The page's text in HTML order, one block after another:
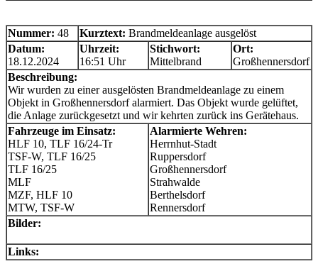
Nummer: 48 Kurztext: Brandmeldeanlage ausgelöst
Datum:
18.12.2024
Uhrzeit:
16:51 Uhr
Stichwort:
Mittelbrand
Ort:
Großhennersdorf
Beschreibung:
Wir wurden zu einer ausgelösten Brandmeldeanlage zu einem
Objekt in Großhennersdorf alarmiert. Das Objekt wurde gelüftet,
die Anlage zurückgesetzt und wir kehrten zurück ins Gerätehaus.
Fahrzeuge im Einsatz:
HLF 10, TLF 16/24-Tr
TSF-W, TLF 16/25
TLF 16/25
MLF
MZF, HLF 10
MTW, TSF-W
Alarmierte Wehren:
Herrnhut-Stadt
Ruppersdorf
Großhennersdorf
Strahwalde
Berthelsdorf
Rennersdorf
Bilder:
Links: